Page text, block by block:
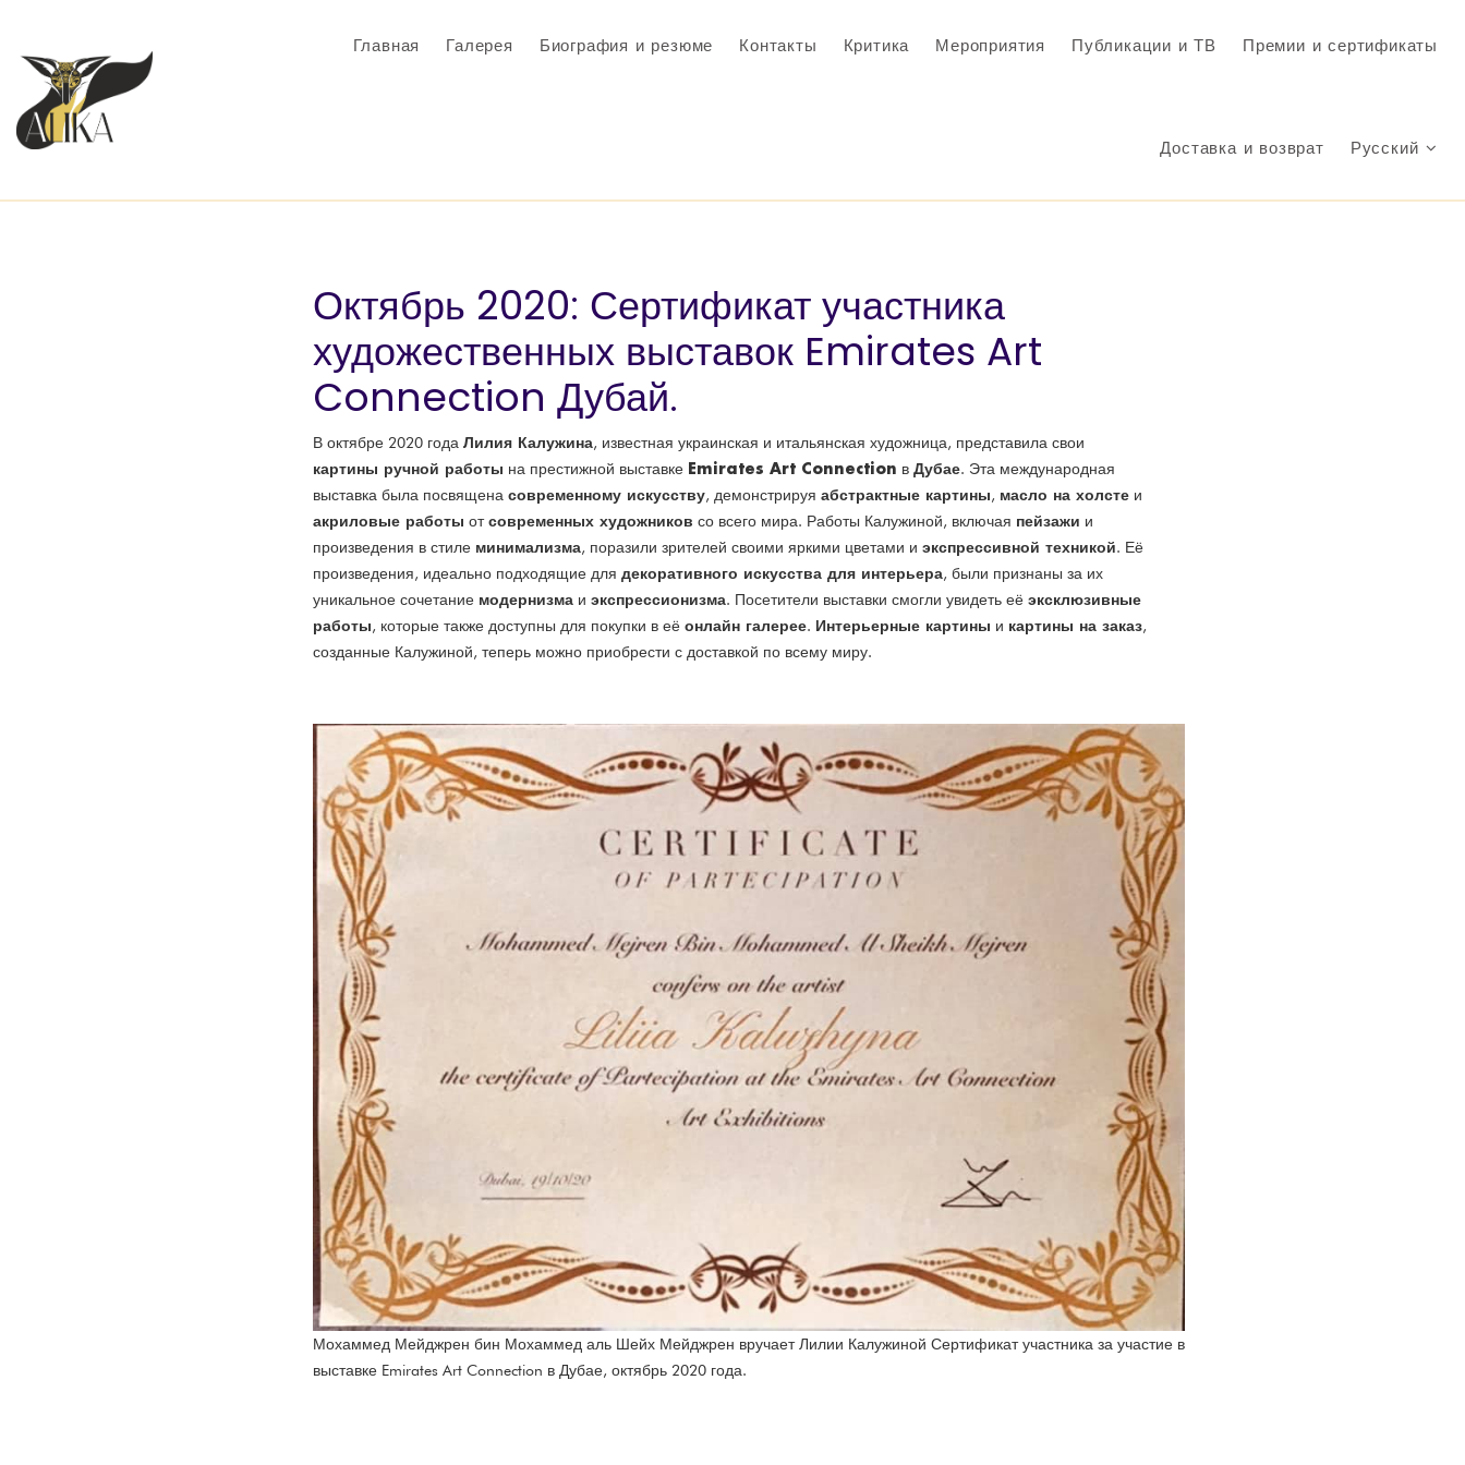
Главная Галерея Биография и резюме Контакты Критика Мероприятия Публикации и ТВ Премии и сертификаты
Доставка и возврат Русский
Октябрь 2020: Сертификат участника
художественных выставок Emirates Art
Connection Дубай.
В октябре 2020 года Лилия Калужина, известная украинская и итальянская художница, представила свои
картины ручной работы на престижной выставке Emirates Art Connection в Дубае. Эта международная
выставка была посвящена современному искусству, демонстрируя абстрактные картины, масло на холсте и
акриловые работы отсовременных художников со всего мира. Работы Калужиной, включая пейзажи и
произведения в стиле минимализма, поразили зрителей своими яркими цветами и экспрессивной техникой. Её
произведения, идеально подходящие для декоративного искусства для интерьера, были признаны за их
уникальное сочетание модернизма и экспрессионизма. Посетители выставки смогли увидеть её эксклюзивные
работы, которые также доступны для покупки в её онлайн галерее. Интерьерные картины и картины на заказ,
созданные Калужиной, теперь можно приобрести с доставкой по всему миру.
Мохаммед Мейджрен бин Мохаммед аль Шейх Мейджрен вручает Лилии Калужиной Сертификат участника за участие в
выставке Emirates Art Connection в Дубае, октябрь 2020 года.